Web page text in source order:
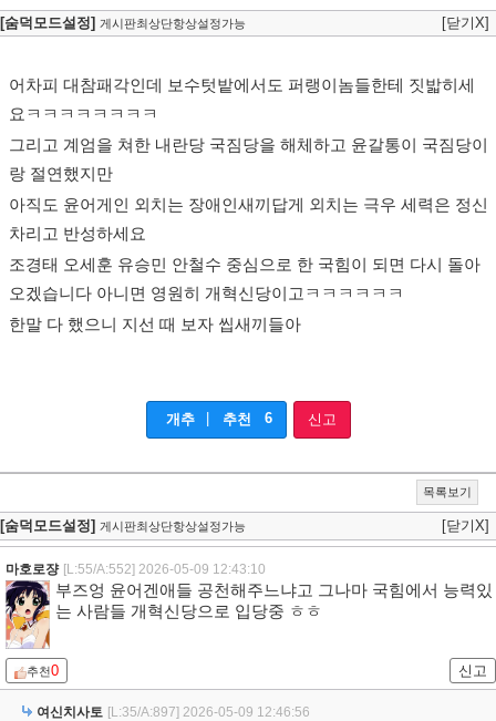
[숨덕모드설정] 게시판최상단항상설정가능 [닫기X]
어차피 대참패각인데 보수텃밭에서도 퍼랭이놈들한테 짓밟히세
요ㅋㅋㅋㅋㅋㅋㅋㅋ
그리고 계엄을 쳐한 내란당 국짐당을 해체하고 윤갈통이 국짐당이
랑 절연했지만
아직도 윤어게인 외치는 장애인새끼답게 외치는 극우 세력은 정신
차리고 반성하세요
조경태 오세훈 유승민 안철수 중심으로 한 국힘이 되면 다시 돌아
오겠습니다 아니면 영원히 개혁신당이고ㅋㅋㅋㅋㅋㅋ
한말 다 했으니 지선 때 보자 씹새끼들아
개추 추천 6 신고
목록보기
[숨덕모드설정] 게시판최상단항상설정가능 [닫기X]
마호로쟝 [L:55/A:552] 2026-05-09 12:43:10
부즈엉 윤어겐애들 공천해주느냐고 그나마 국힘에서 능력있
는 사람들 개혁신당으로 입당중 ㅎㅎ
추천0 신고
여신치사토 [L:35/A:897] 2026-05-09 12:46:56